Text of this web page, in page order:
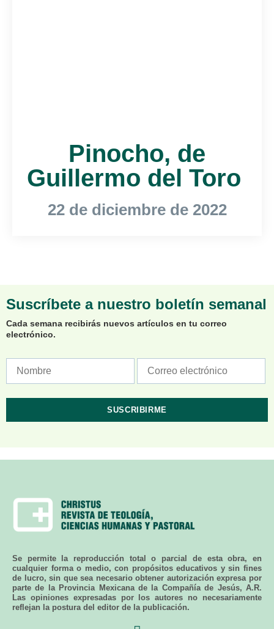
Pinocho, de
Guillermo del Toro
22 de diciembre de 2022
Suscríbete a nuestro boletín semanal
Cada semana recibirás nuevos artículos en tu correo
electrónico.
Se permite la reproducción total o parcial de esta obra, en
cualquier forma o medio, con propósitos educativos y sin fines
de lucro, sin que sea necesario obtener autorización expresa por
parte de la Provincia Mexicana de la Compañía de Jesús, A.R.
Las opiniones expresadas por los autores no necesariamente
reflejan la postura del editor de la publicación.